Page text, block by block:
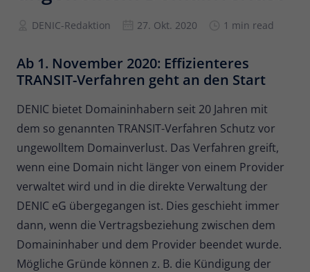
DENIC-Redaktion 27. Okt. 2020 1 min read
Ab 1. November 2020: Effizienteres
TRANSIT-Verfahren geht an den Start
DENIC bietet Domaininhabern seit 20 Jahren mit
dem so genannten TRANSIT-Verfahren Schutz vor
ungewolltem Domainverlust. Das Verfahren greift,
wenn eine Domain nicht länger von einem Provider
verwaltet wird und in die direkte Verwaltung der
DENIC eG übergegangen ist. Dies geschieht immer
dann, wenn die Vertragsbeziehung zwischen dem
Domaininhaber und dem Provider beendet wurde.
Mögliche Gründe können z. B. die Kündigung der
Zweck
Referrers, der ursprünglich zum
Matomo
Laufzeit 13 Monate
Wird verwendet, um einige Details über
den Benutzer zu speichern, wie z. B. die
eindeutige Besucher-ID.
Name _pk_ses